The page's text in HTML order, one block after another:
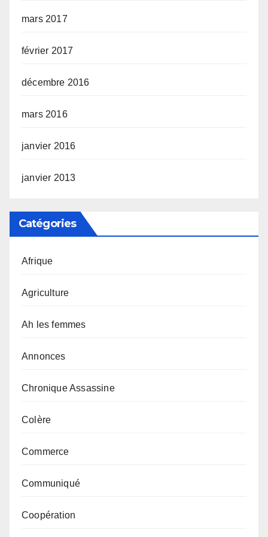
mars 2017
février 2017
décembre 2016
mars 2016
janvier 2016
janvier 2013
Catégories
Afrique
Agriculture
Ah les femmes
Annonces
Chronique Assassine
Colère
Commerce
Communiqué
Coopération